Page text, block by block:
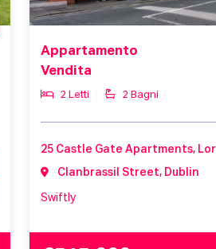
Appartamento
Vendita
2 Letti 2 Bagni
Clanbrassil Street, Dublin
Swiftly